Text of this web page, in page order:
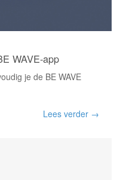
WAVE-app
je de BE WAVE
Lees verder →